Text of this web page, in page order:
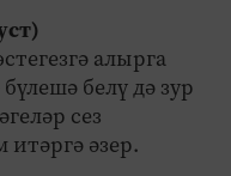
алырга
белү дә зур
сез
итәргә әзер.